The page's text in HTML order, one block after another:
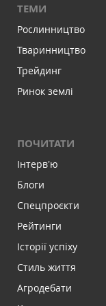
ТЕМИ
Рослинництво
Тваринництво
Трейдинг
Ринок землі
ПОЧИТАТИ
Інтервʼю
Блоги
Спецпроєкти
Рейтинги
Історії успіху
Стиль життя
Агродебати